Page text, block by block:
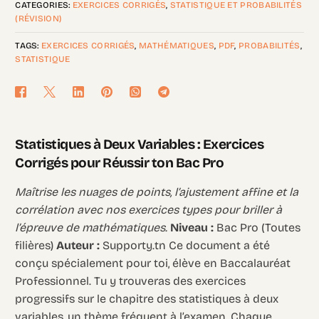
CATEGORIES: EXERCICES CORRIGÉS, STATISTIQUE ET PROBABILITÉS
(RÉVISION)
TAGS: EXERCICES CORRIGÉS, MATHÉMATIQUES, PDF, PROBABILITÉS,
STATISTIQUE
Statistiques à Deux Variables : Exercices
Corrigés pour Réussir ton Bac Pro
Maîtrise les nuages de points, l’ajustement affine et la
corrélation avec nos exercices types pour briller à
l’épreuve de mathématiques. Niveau : Bac Pro (Toutes
filières)Auteur : Supporty.tn Ce document a été
conçu spécialement pour toi, élève en Baccalauréat
Professionnel. Tu y trouveras des exercices
progressifs sur le chapitre des statistiques à deux